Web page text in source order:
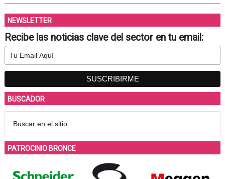
NEWSLETTER
Recibe las noticias clave del sector en tu email:
BUSCADOR
PATROCINIO BRONCE